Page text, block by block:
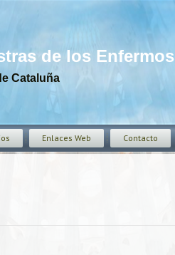
de los Enfermos
Cataluña
Enlaces Web Contacto